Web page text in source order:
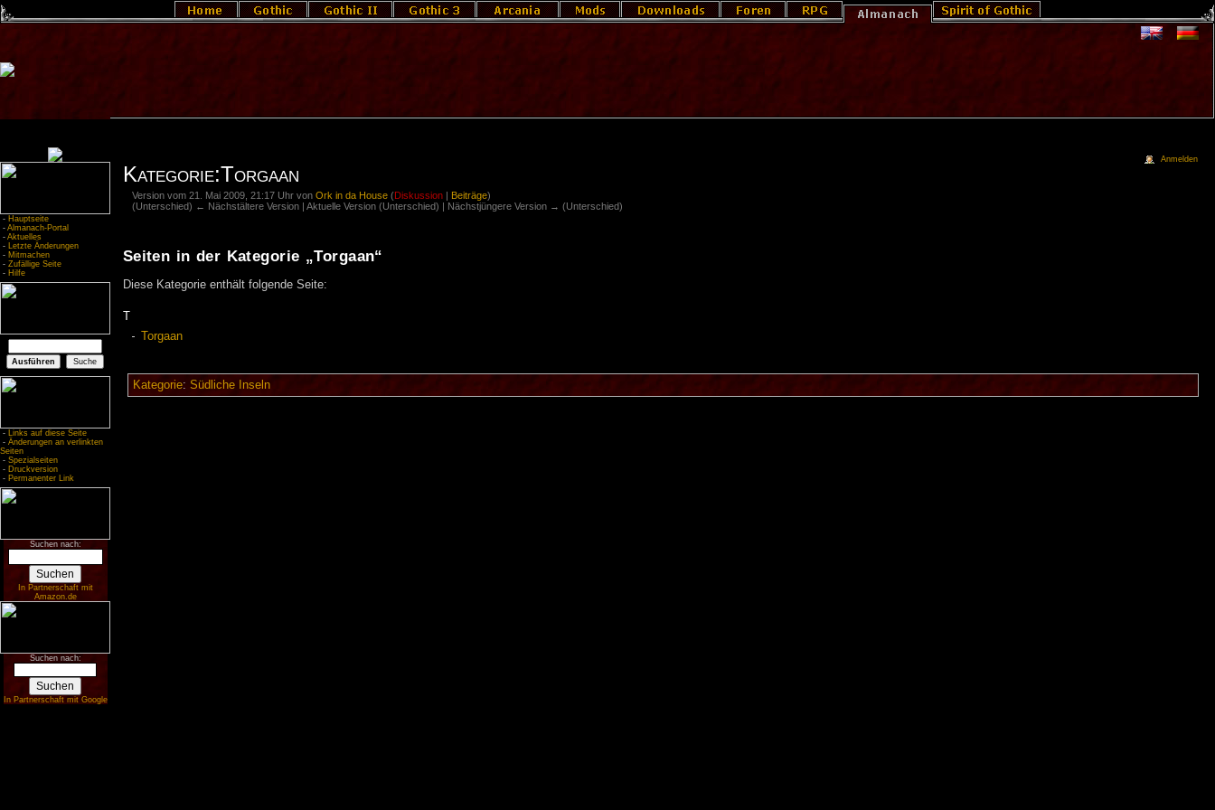
- Hauptseite
- Almanach-Portal
- Aktuelles
- Letzte Änderungen
- Mitmachen
- Zufällige Seite
- Hilfe
- Links auf diese Seite
- Änderungen an verlinkten
Seiten
- Spezialseiten
- Druckversion
- Permanenter Link
Suchen nach:
In Partnerschaft mit
Amazon.de
Suchen nach:
In Partnerschaft mit Google
Kategorie:Torgaan
Version vom 21. Mai 2009, 21:17 Uhr vonOrk in da House (Diskussion | Beiträge)
(Unterschied) ← Nächstältere Version | Aktuelle Version (Unterschied) | Nächstjüngere Version → (Unterschied)
Seiten in der Kategorie „Torgaan“
Diese Kategorie enthält folgende Seite:
Torgaan
Kategorie: Südliche Inseln
Anmelden